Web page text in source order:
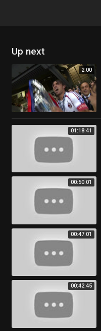
Up next
2:00
01:18:41
00:50:01
00:47:01
00:42:45